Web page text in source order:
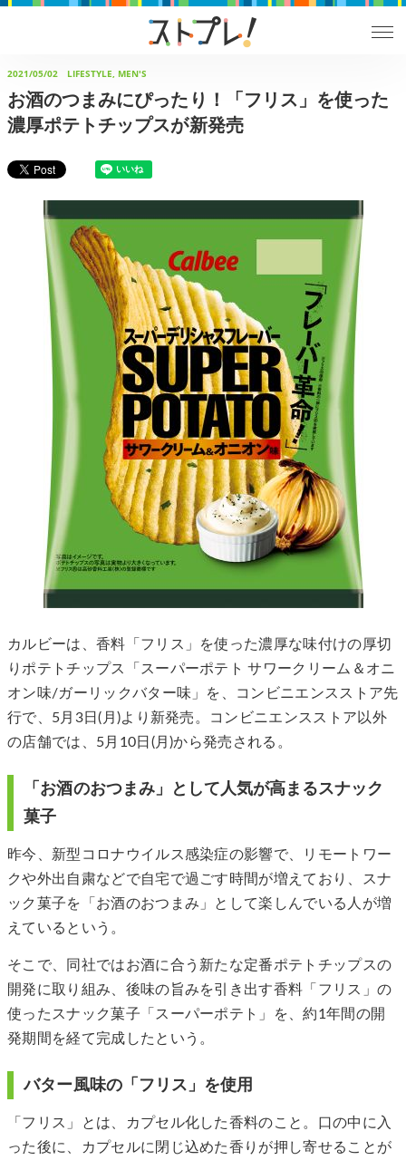
2021/05/02 LIFESTYLE, MEN'S
お酒のつまみにぴったり！「フリス」を使った
濃厚ポテトチップスが新発売
カルビーは、香料「フリス」を使った濃厚な味付けの厚切
りポテトチップス「スーパーポテト サワークリーム＆オニ
オン味/ガーリックバター味」を、コンビニエンスストア先
行で、5月3日(月)より新発売。コンビニエンスストア以外
の店舗では、5月10日(月)から発売される。
「お酒のおつまみ」として人気が高まるスナック
菓子
昨今、新型コロナウイルス感染症の影響で、リモートワー
クや外出自粛などで自宅で過ごす時間が増えており、スナ
ック菓子を「お酒のおつまみ」として楽しんでいる人が増
えているという。
そこで、同社ではお酒に合う新たな定番ポテトチップスの
開発に取り組み、後味の旨みを引き出す香料「フリス」の
使ったスナック菓子「スーパーポテト」を、約1年間の開
発期間を経て完成したという。
バター風味の「フリス」を使用
「フリス」とは、カプセル化した香料のこと。口の中に入
った後に、カプセルに閉じ込めた香りが押し寄せることが